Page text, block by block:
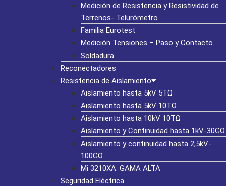
Medición de Resistencia y Resistividad de
Terrenos- Telurómetro
Familia Eurotest
Medición Tensiones – Paso y Contacto
Soldadura
Reconectadores
Resistencia de Aislamiento
Aislamiento hasta 5kV 5TΩ
Aislamiento hasta 5kV 10TΩ
Aislamiento hasta 10kV 10TΩ
Aislamiento y Continuidad hasta 1kV-30GΩ
Aislamiento y continuidad hasta 2,5kV-
100GΩ
Mi 3210XA: GAMA ALTA
Seguridad Eléctrica